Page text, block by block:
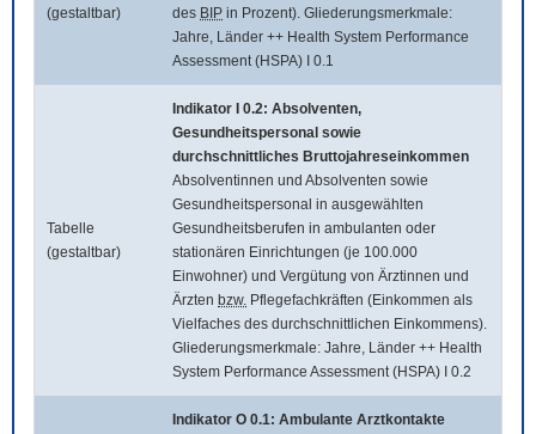
(gestaltbar)
des BIP in Prozent). Gliederungsmerkmale:
Jahre, Länder ++ Health System Performance
Assessment (HSPA) I 0.1
Tabelle
(gestaltbar)
Indikator I 0.2: Absolventen,
Gesundheitspersonal sowie
durchschnittliches Bruttojahreseinkommen
Absolventinnen und Absolventen sowie
Gesundheitspersonal in ausgewählten
Gesundheitsberufen in ambulanten oder
stationären Einrichtungen (je 100.000
Einwohner) und Vergütung von Ärztinnen und
Ärzten bzw. Pflegefachkräften (Einkommen als
Vielfaches des durchschnittlichen Einkommens).
Gliederungsmerkmale: Jahre, Länder ++ Health
System Performance Assessment (HSPA) I 0.2
Indikator O 0.1: Ambulante Arztkontakte